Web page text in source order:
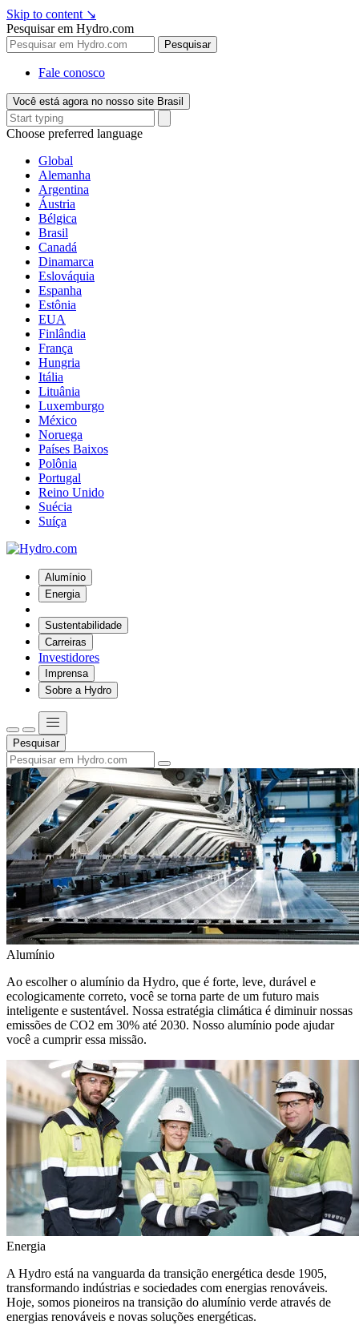
Skip to content ↘
Pesquisar em Hydro.com
Pesquisar
Fale conosco
Você está agora no nosso site Brasil
Choose preferred language
Global
Alemanha
Argentina
Áustria
Bélgica
Brasil
Canadá
Dinamarca
Eslováquia
Espanha
Estônia
EUA
Finlândia
França
Hungria
Itália
Lituânia
Luxemburgo
México
Noruega
Países Baixos
Polônia
Portugal
Reino Unido
Suécia
Suíça
Alumínio
Energia
Sustentabilidade
Carreiras
Investidores
Imprensa
Sobre a Hydro
Pesquisar
Alumínio
Ao escolher o alumínio da Hydro, que é forte, leve, durável e
ecologicamente correto, você se torna parte de um futuro mais
inteligente e sustentável. Nossa estratégia climática é diminuir nossas
emissões de CO2 em 30% até 2030. Nosso alumínio pode ajudar
você a cumprir essa missão.
Energia
A Hydro está na vanguarda da transição energética desde 1905,
transformando indústrias e sociedades com energias renováveis.
Hoje, somos pioneiros na transição do alumínio verde através de
energias renováveis e novas soluções energéticas.